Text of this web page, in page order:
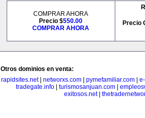
COMPRAR AHORA
Precio $550.00
COMPRAR AHORA
Precio
Otros dominios en venta:
rapidsites.net| networxs.com| pymefamiliar.com|
tradegate.info| turismosanjuan.com|
exitosos.net|